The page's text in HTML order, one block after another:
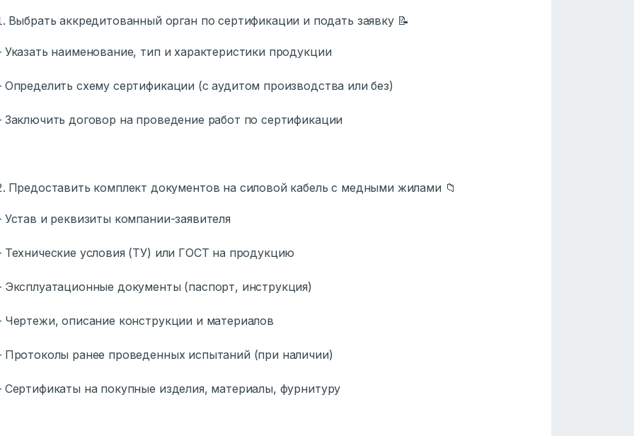
Выбрать аккредитованный орган по сертификации и подать заявку 📝
наименование, тип и характеристики продукции
схему сертификации (с аудитом производства или без)
договор на проведение работ по сертификации
Предоставить комплект документов на силовой кабель с медными жилами 📁
и реквизиты компании-заявителя
условия (ТУ) или ГОСТ на продукцию
документы (паспорт, инструкция)
описание конструкции и материалов
ранее проведенных испытаний (при наличии)
на покупные изделия, материалы, фурнитуру